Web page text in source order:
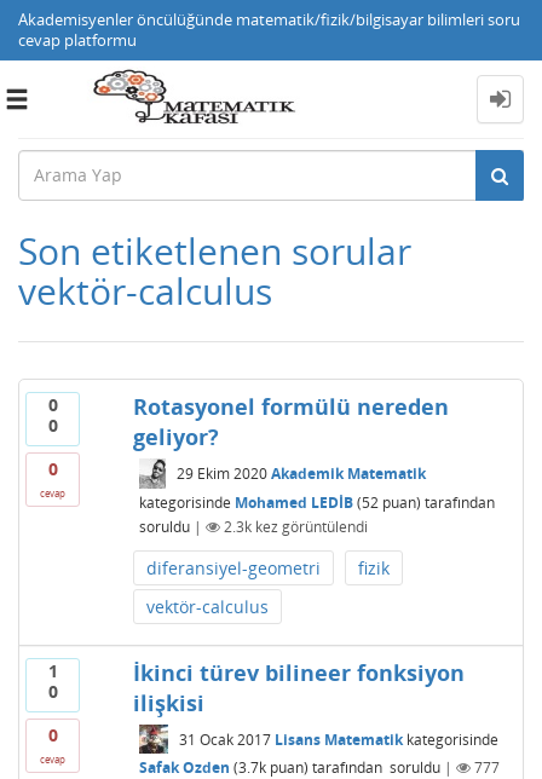
Akademisyenler öncülüğünde matematik/fizik/bilgisayar bilimleri soru
cevap platformu
Toggle
Son etiketlenen sorular
vektör-calculus
0
0
0
cevap
Rotasyonel formülü nereden
geliyor?
29 Ekim 2020 Akademik Matematik
kategorisinde Mohamed LEDİB (52puan) tarafından
soruldu | 2.3kkez görüntülendi
diferansiyel-geometri
fizik
vektör-calculus
1
0
0
cevap
İkinci türev bilineer fonksiyon
ilişkisi
31 Ocak 2017 Lisans Matematikkategorisinde
Safak Ozden (3.7kpuan) tarafından soruldu |
777